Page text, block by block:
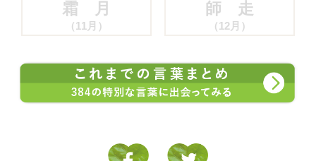
霜 月
（11月）
師 走
（12月）